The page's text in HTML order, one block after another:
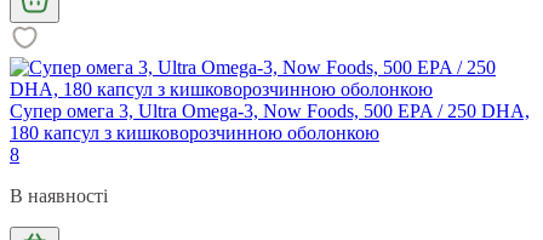
Супер омега 3, Ultra Omega-3, Now Foods, 500 EPA / 250 DHA,
180 капсул з кишковорозчинною оболонкою
8
В наявності